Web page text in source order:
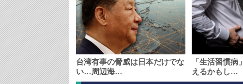
台湾有事の脅威は日本だけでな
い…周辺海…
「生活習慣病
えるかもし…